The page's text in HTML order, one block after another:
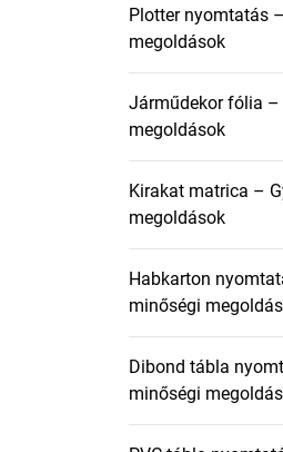
Plotter nyomtatás
megoldások
Járműdekor fólia –
megoldások
Kirakat matrica –
megoldások
Habkarton
minőségi
Dibond tábla
minőségi